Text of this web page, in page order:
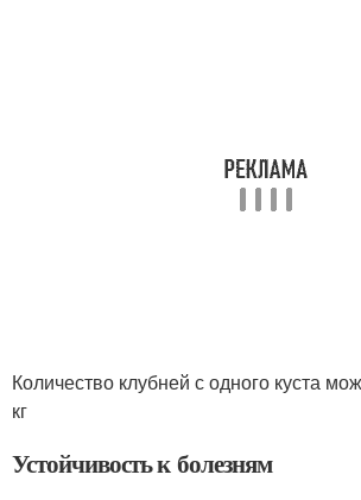
Количество клубней с одного куста
кг
Устойчивость к болезням